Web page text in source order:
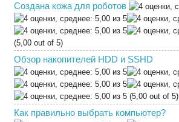
Создана кожа для роботов
(5,00 out of 5)
Обзор накопителей HDD и SSHD
(5,00 out of 5)
Как правильно выбрать компьютер?